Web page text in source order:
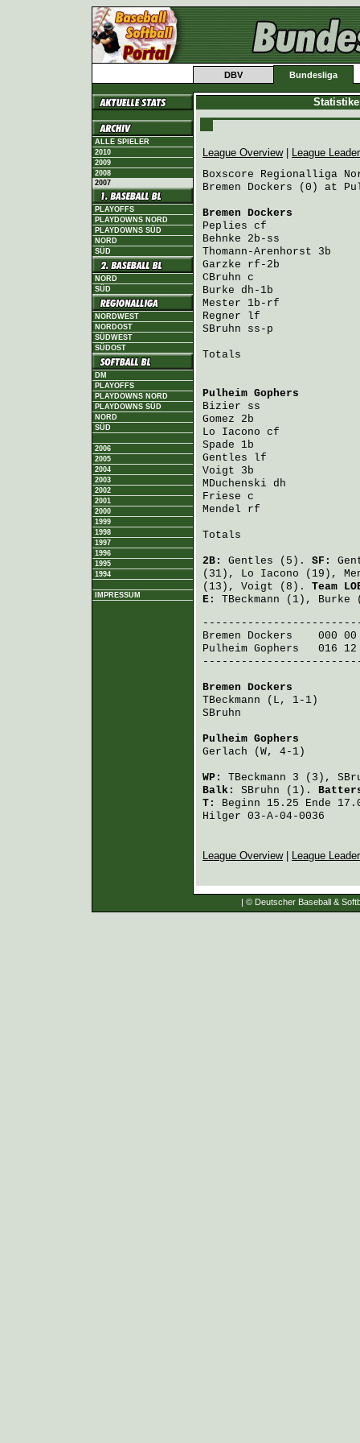
DBV Bundesliga
ALLE SPIELER
2010
2009
2008
2007
PLAYOFFS
PLAYDOWNS NORD
PLAYDOWNS SÜD
NORD
SÜD
NORD
SÜD
NORDWEST
NORDOST
SÜDWEST
SÜDOST
DM
PLAYOFFS
PLAYDOWNS NORD
PLAYDOWNS SÜD
NORD
SÜD
2006
2005
2004
2003
2002
2001
2000
1999
1998
1997
1996
1995
1994
IMPRESSUM
League Overview|
League
Boxscore Regionalliga
Bremen Dockers (0) at
Bremen Dockers
Peplies cf
Behnke 2b-ss
Thomann-Arenhorst 3b
Garzke rf-2b
CBruhn c
Burke dh-1b
Mester 1b-rf
Regner lf                 1
SBruhn ss-p
Totals
Pulheim Gophers
Bizier ss
Gomez 2b
Lo Iacono cf
Spade 1b
Gentles lf                2
Voigt 3b
MDuchenski dh
Friese c
Mendel rf
Totals
2B: Gentles (5). SF:
(31), Lo Iacono (19),
(13), Voigt (8). Team
E: TBeckmann (1), Burke
Bremen Dockers
000
Pulheim Gophers
016
Bremen Dockers
TBeckmann (L, 1-1)
SBruhn
Pulheim Gophers
Gerlach (W, 4-1)
WP: TBeckmann 3 (3),
Balk: SBruhn (1).
T:
Beginn 15.25 Ende
Hilger 03-A-04-0036
League Overview| League
| © Deutscher Baseball &